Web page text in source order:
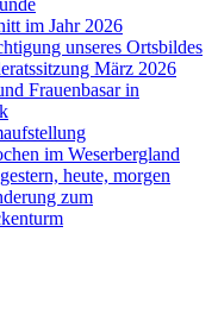
im Jahr 2026
unseres Ortsbildes
März 2026
Frauenbasar in
im Weserbergland
heute, morgen
zum